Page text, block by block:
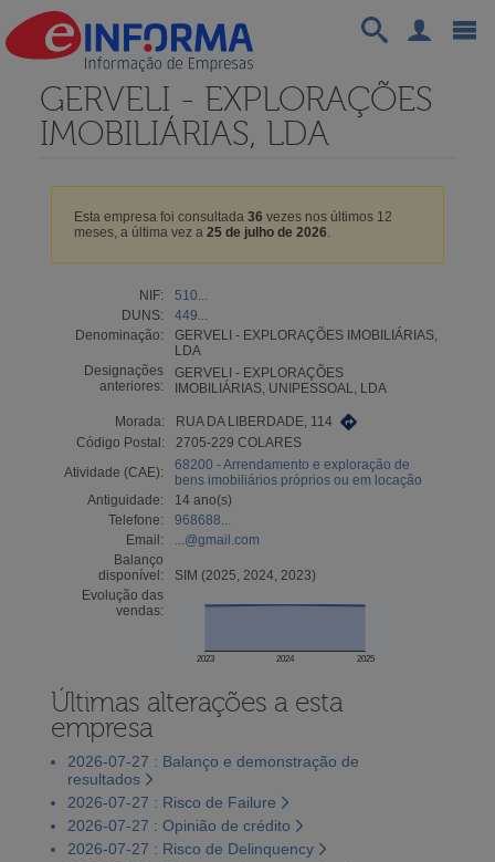
GERVELI - EXPLORAÇÕES
IMOBILIÁRIAS, LDA
Esta empresa foi consultada 36 vezes nos últimos 12
meses, a última vez a 25 de julho de 2026.
NIF:
510...
DUNS:
449...
Denominação:
GERVELI - EXPLORAÇÕES IMOBILIÁRIAS,
LDA
Designações
anteriores:
GERVELI - EXPLORAÇÕES
IMOBILIÁRIAS, UNIPESSOAL, LDA
Morada:
RUA DA LIBERDADE, 114
Código Postal:
2705-229 COLARES
Atividade (CAE):
68200 - Arrendamento e exploração de
bens imobiliários próprios ou em locação
Antiguidade:
14 ano(s)
Telefone:
968688...
Email:
...@gmail.com
Balanço
disponível:
SIM (2025, 2024, 2023)
Evolução das
vendas:
2023 2024 2025
Últimas alterações a esta
empresa
2026-07-27 : Balanço e demonstração de
resultados
2026-07-27 : Risco de Failure
2026-07-27 : Opinião de crédito
2026-07-27 : Risco de Delinquency